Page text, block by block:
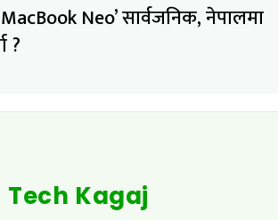
Neo’ सार्वजनिक, नेपालमा
?
Tech Kagaj